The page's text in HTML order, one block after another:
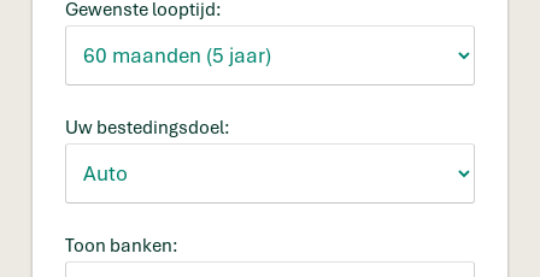
Gewenste looptijd:
Uw bestedingsdoel:
Toon banken: